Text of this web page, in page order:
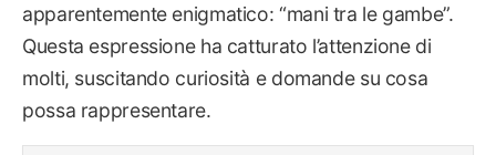
apparentemente enigmatico: “mani tra le gambe”.
Questa espressione ha catturato l’attenzione di
molti, suscitando curiosità e domande su cosa
possa rappresentare.